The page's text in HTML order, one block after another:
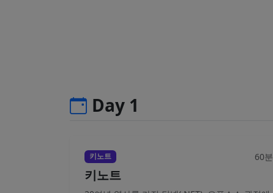
Day 1
키노트 60분
키노트